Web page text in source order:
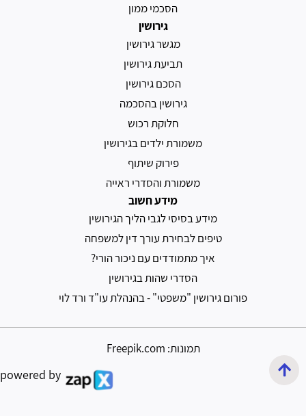
הסכמי ממון
גירושין
מגשר גירושין
תביעת גירושין
הסכם גירושין
גירושין בהסכמה
חלוקת רכוש
משמורת ילדים בגירושין
פירוק שיתוף
משמורת והסדרי ראייה
מידע חשוב
מידע בסיסי לגבי הליך הגירושין
טיפים לבחירת עורך דין למשפחה
איך מתמודדים עם ניכור הורי?
הסדרי שהות בגירושין
פורום גירושין "משפטי" - בהנהלת עו"ד ורד לוי
תמונות: Freepik.com
powered by